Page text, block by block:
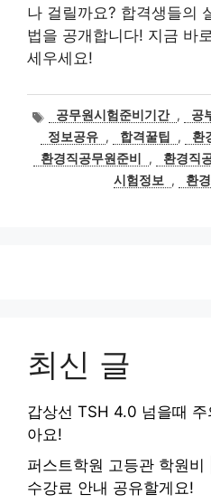
나 걸릴까요? 합격생들의
법을 공개합니다! 지금 바
세우세요!
태
그
공무원시험준비기간 , 공
정보공유 , 합격꿀팁 , 환
환경직공무원준비
, 환경직
시험정보
, 환
최신 글
갑상선 TSH 4.0 넘을때
아요!
퍼스트학원 고등관 학원
수강료 안내 공유할게요!